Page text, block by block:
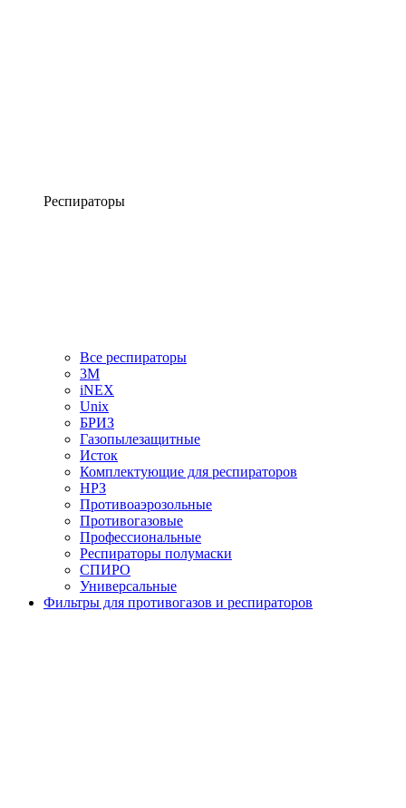
Респираторы
Все респираторы
3М
iNEX
Unix
БРИЗ
Газопылезащитные
Исток
Комплектующие для респираторов
НРЗ
Противоаэрозольные
Противогазовые
Профессиональные
Респираторы полумаски
СПИРО
Универсальные
Фильтры для противогазов и респираторов